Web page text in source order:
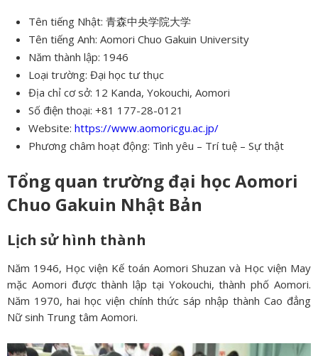
Tên tiếng Nhật: 青森中央学院大学
Tên tiếng Anh: Aomori Chuo Gakuin University
Năm thành lập: 1946
Loại trường: Đại học tư thục
Địa chỉ cơ sở: 12 Kanda, Yokouchi, Aomori
Số điện thoại: +81 177-28-0121
Website: https://www.aomoricgu.ac.jp/
Phương châm hoạt động: Tình yêu – Trí tuệ – Sự thật
Tổng quan trường đại học Aomori
Chuo Gakuin Nhật Bản
Lịch sử hình thành
Năm 1946, Học viện Kế toán Aomori Shuzan và Học viện May
mặc Aomori được thành lập tại Yokouchi, thành phố Aomori.
Năm 1970, hai học viện chính thức sáp nhập thành Cao đẳng
Nữ sinh Trung tâm Aomori.